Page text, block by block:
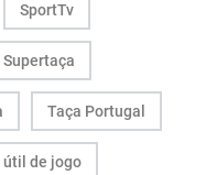
SportTv
Supertaça
Taça Portugal
útil de jogo